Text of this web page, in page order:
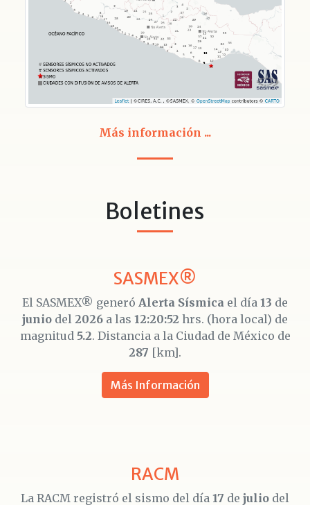
Más información ...
Boletines
SASMEX®
El SASMEX® generó Alerta Sísmica el día 13 de
junio del 2026 a las 12:20:52 hrs. (hora local) de
magnitud 5.2. Distancia a la Ciudad de México de
287 [km].
Más Información
RACM
La RACM registró el sismo del día 17 de julio del